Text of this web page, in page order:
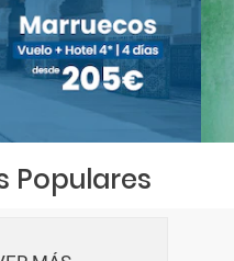
Populares